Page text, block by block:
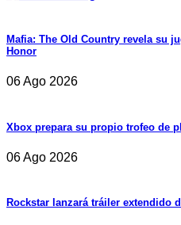
Mafia: The Old Country revela su
Honor
06 Ago 2026
Xbox prepara su propio trofeo de
06 Ago 2026
Rockstar lanzará tráiler extendido